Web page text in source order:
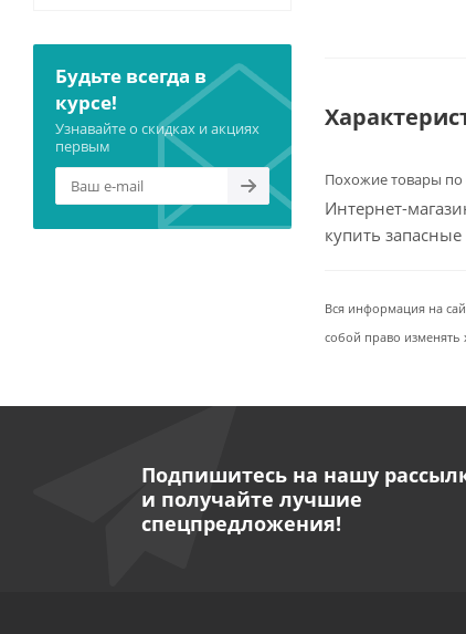
Похожие товары по
Интернет-
купить
Вся информация на
собой право изменять
Будьте всегда в
курсе!
Узнавайте о скидках и акциях
первым
Подпишитесь на нашу
и получайте лучшие
спецпредложения!